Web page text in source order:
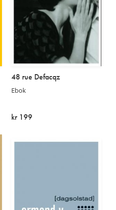
48 rue Defacqz
Ebok
kr 199